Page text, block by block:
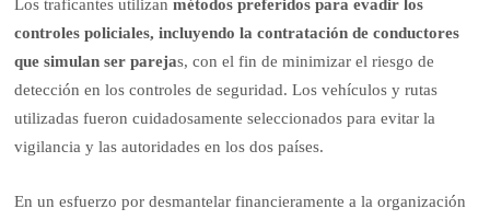
Los traficantes utilizan métodos preferidos para evadir los
controles policiales, incluyendo la contratación de conductores
que simulan ser parejas, con el fin de minimizar el riesgo de
detección en los controles de seguridad. Los vehículos y rutas
utilizadas fueron cuidadosamente seleccionados para evitar la
vigilancia y las autoridades en los dos países.
En un esfuerzo por desmantelar financieramente a la organización